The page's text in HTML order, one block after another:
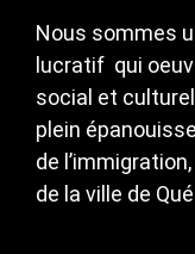
Nous sommes
lucratif qui
social et
plein
de
de la ville de